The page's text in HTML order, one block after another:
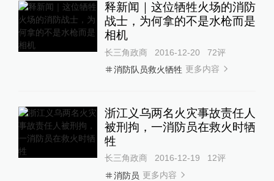
释新闻｜这位牺牲火场的消防
战士，为何拿的不是水枪而是
相机
长三角政商 2016-12-20 72评
消防队员救火牺牲 更多内容
浙江义乌两名火灾事故责任人
被刑拘，一消防员在救火时牺
牲
长三角政商 2016-12-19 12评
消防员 更多内容